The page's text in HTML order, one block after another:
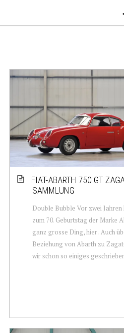
FIAT-ABARTH 750 GT
SAMMLUNG
Double Bubble Vor zwei Jahren
zum 70. Geburtstag der Marke
ganz grosse Ding, hier . Auch
Beziehung von Abarth zu
wir schon so einiges